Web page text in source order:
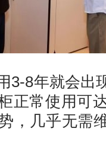
8年就会出
正常使用可
，几乎无需